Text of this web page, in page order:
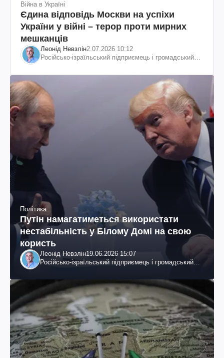
Війна в Україні
Єдина відповідь Москви на успіхи
України у війні – терор проти мирних
мешканців
Леонід Невзлін2.07.2026 10:12
Російсько-ізраїльський підприємець і громадський
Політика
Путін намагатиметься використати
нестабільність у Білому Домі на свою
користь
Леонід Невзлін19.06.2026 15:07
Російсько-ізраїльський підприємець і громадський